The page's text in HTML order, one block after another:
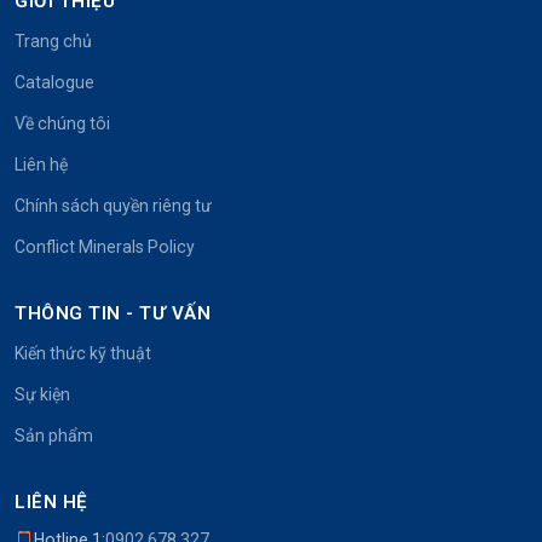
Trang chủ
Catalogue
Về chúng tôi
Liên hệ
Chính sách quyền riêng tư
Conflict Minerals Policy
THÔNG TIN - TƯ VẤN
Kiến thức kỹ thuật
Sự kiện
Sản phẩm
LIÊN HỆ